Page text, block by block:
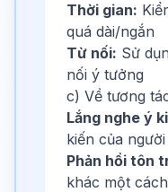
Thời gian:
quá dài/ngắn
Từ nối: Sử
nối ý tưởng
c) Về tương
Lắng nghe ý
kiến của
Phản hồi tôn
khác một